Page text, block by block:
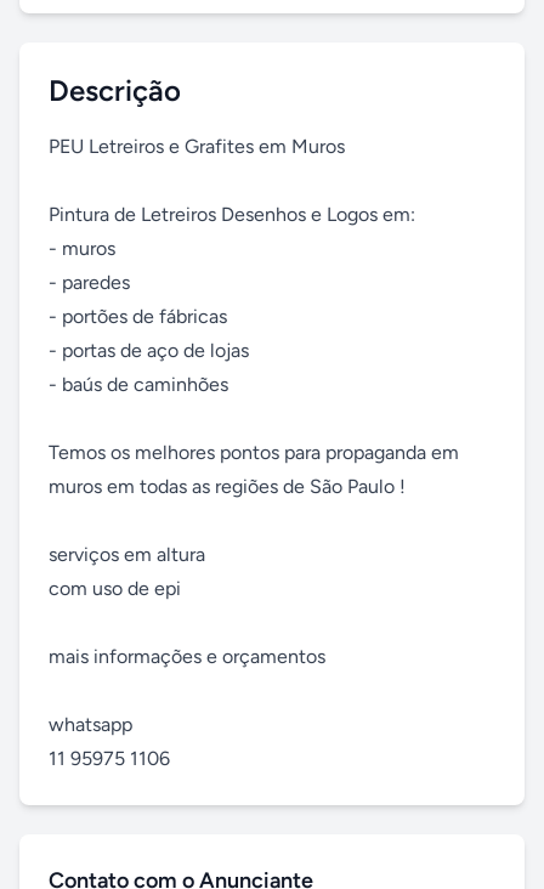
Descrição
PEU Letreiros e Grafites em Muros
Pintura de Letreiros Desenhos e Logos em:
- muros
- paredes
- portões de fábricas
- portas de aço de lojas
- baús de caminhões
Temos os melhores pontos para propaganda em
muros em todas as regiões de São Paulo !
serviços em altura
com uso de epi
mais informações e orçamentos
whatsapp
11 95975 1106
Contato com o Anunciante